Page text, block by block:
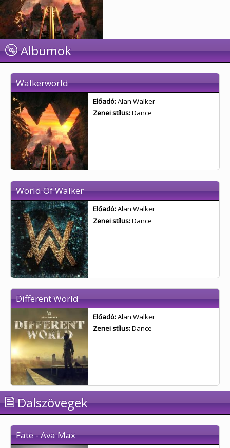
Albumok
Walkerworld
Előadó:Alan Walker
Zenei stílus:Dance
World Of Walker
Előadó:Alan Walker
Zenei stílus:Dance
Different World
Előadó:Alan Walker
Zenei stílus:Dance
Dalszövegek
Fate - Ava Max